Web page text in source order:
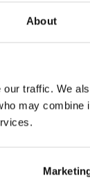
About
traffic. We
may combine